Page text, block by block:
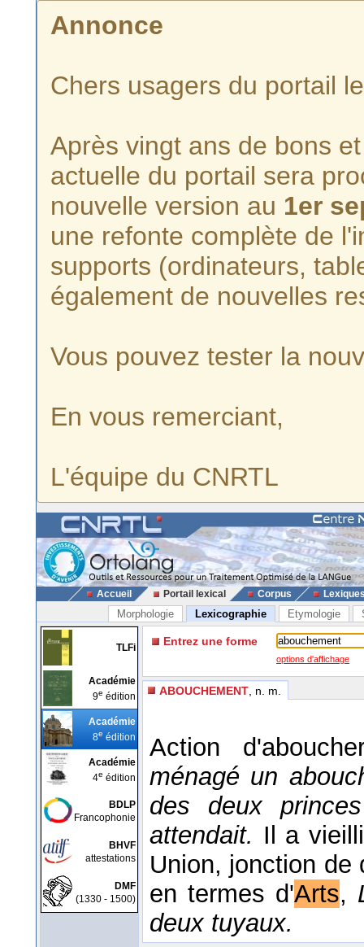
Annonce
Chers usagers du portail
Après vingt ans de bons
actuelle du portail sera
nouvelle version au 1er
une refonte complète de
supports (ordinateurs,
également de nouvelles
Vous pouvez tester la
En vous remerciant,
L'équipe du CNRTL
Accueil Portail lexical Corpus
Morphologie Lexicographie Etymologie
TLFi
Académie
9e édition
Académie
8e édition
Académie
4e édition
BDLP
Francophonie
BHVF
attestations
DMF
(1330 - 1500)
Entrez une forme
options d'affichage
ABOUCHEMENT , n. m.
Action
ménagé un
des deux
attendait. Il a
Union, jonction de
en termes d'Arts,
deux tuyaux.